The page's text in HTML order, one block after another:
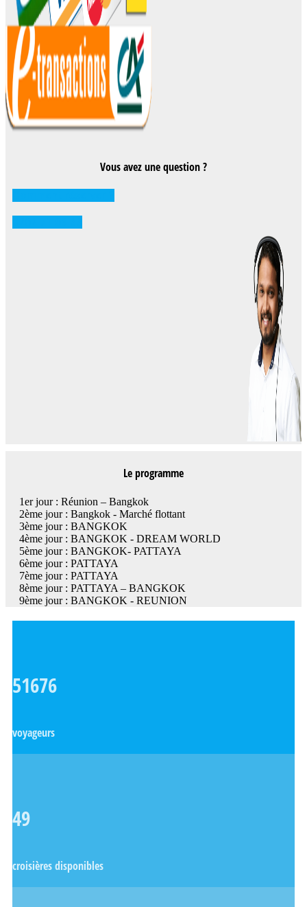
Vous avez une question ?
Le programme
1er jour : Réunion – Bangkok
2ème jour : Bangkok - Marché flottant
3ème jour : BANGKOK
4ème jour : BANGKOK - DREAM WORLD
5ème jour : BANGKOK- PATTAYA
6ème jour : PATTAYA
7ème jour : PATTAYA
8ème jour : PATTAYA – BANGKOK
9ème jour : BANGKOK - REUNION
51676
voyageurs
49
croisières disponibles